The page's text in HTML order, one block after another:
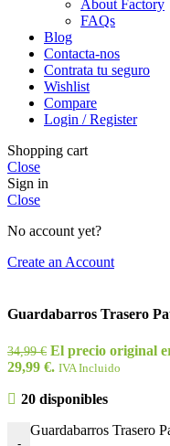
About Factory
FAQs
Blog
Contacta-nos
Contrata tu seguro
Wishlist
Compare
Login / Register
Shopping cart
Close
Sign in
Close
No account yet?
Create an Account
Guardabarros Trasero
34,99€ El precio original
29,99 €. IVA Incluido
20 disponibles
Guardabarros Trasero